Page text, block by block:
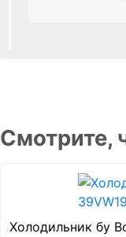
Смотрите,
Холодильник бу